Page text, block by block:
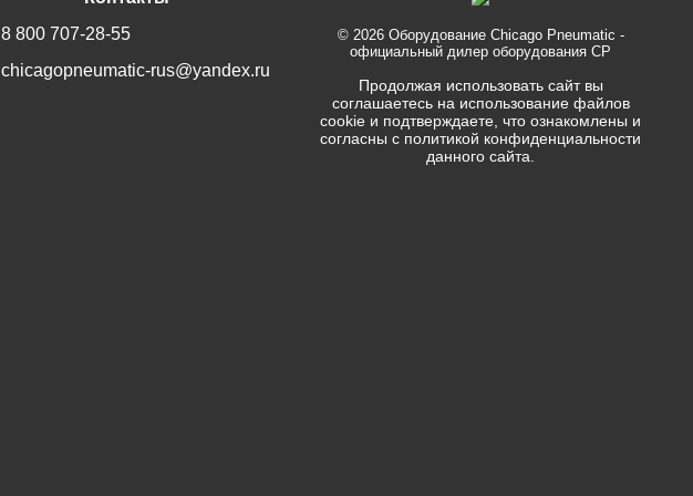
8 800 707-28-55
chicagopneumatic-rus@yandex.ru
© 2026 Оборудование Chicago Pneumatic -
официальный дилер оборудования CP
Продолжая использовать сайт вы
соглашаетесь на использование файлов
cookie и подтверждаете, что ознакомлены и
согласны с политикой конфиденциальности
данного сайта.